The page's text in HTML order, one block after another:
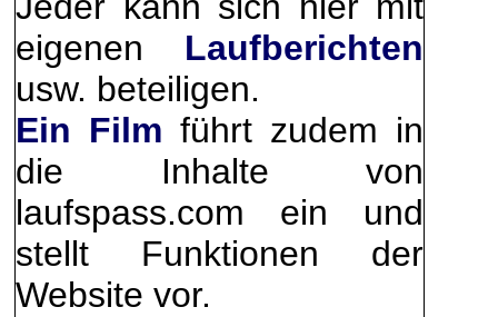
eigenen Laufberichten
usw. beteiligen.
Ein Film führt zudem in
die Inhalte von
laufspass.com ein und
stellt Funktionen der
Website vor.